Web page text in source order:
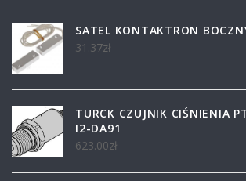
SATEL KONTAKTRON
31.37zł
TURCK CZUJNIK CIŚNIENIA
I2-DA91
623.00zł